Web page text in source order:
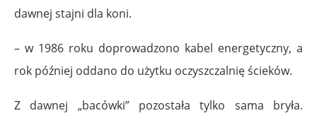
dawnej stajni dla koni.
– w 1986 roku doprowadzono kabel energetyczny, a
rok później oddano do użytku oczyszczalnię ścieków.
Z dawnej „bacówki” pozostała tylko sama bryła.